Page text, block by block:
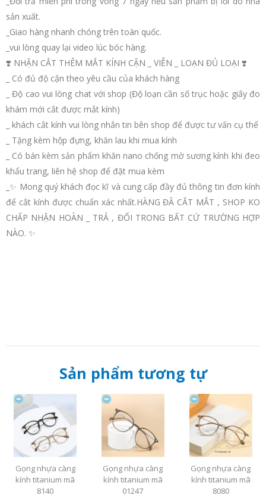
sản xuất.
_Giao hàng nhanh chóng trên toàn quốc.
_vui lòng quay lại video lúc bóc hàng.
❣️ NHẬN CẮT THÊM MẮT KÍNH CẬN _ VIỄN _ LOẠN ĐỦ LOẠI ❣️
_ Có đủ độ cận theo yêu cầu của khách hàng
_ Độ cao vui lòng chat với shop (Độ loạn cần số trục hoặc giấy đo
khám mới cắt được mắt kính)
_ khách cắt kính vui lòng nhắn tin bên shop để được tư vấn cụ thể
_ Tặng kèm hộp đựng, khăn lau khi mua kính
_ Có bán kèm sản phẩm khăn nano chống mờ sương kính khi đeo
khẩu trang, liên hệ shop để đặt mua kèm
_✨ Mong quý khách đọc kĩ và cung cấp đầy đủ thông tin đơn kính
để cắt kính được chuẩn xác nhất.HÀNG ĐÃ CẮT MẮT , SHOP KO
CHẤP NHẬN HOÀN _ TRẢ , ĐỔI TRONG BẤT CỨ TRƯỜNG HỢP
NÀO. ✨
Sản phẩm tương tự
Gọng nhựa càng
kính titanium mã
8140
Gọng nhựa càng
kính titanium mã
01247
Gọng nhựa càng
kính titanium mã
8080